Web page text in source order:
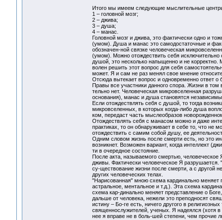
Итого мы имеем следующие мыслительные
1 – головной мозг;
2 – джива;
3 – душа;
4 – манас.
Головной мозг и джива, это фактически одно и
(умом). Душа и манас это самодостаточные и
обозначен-ной связке человеческая
(умом). Можно отождествить себя
душой, это несколько напыщенно и не
волен решить этот вопрос для себя
может. Я и сам не раз менял свое мнение
Отсюда вытекает вопрос и одновременно ответ о
Правы все участники данного спора. Жизни в
тельно нет. Человеческая микровселенная
основания), манас и душа становятся
Если отождествлять себя с душой, то тогда
микровселенных, в которых когда-либо душа
ком, передаст часть мыслеобразов
Отождествлять себя с манасом можно и даже
практиках, то он обнаруживает в себе то, что не
отождествить с самим собой душу, ее
Одним словом жизнь после смерти есть, но это
возникнет. Возможен вариант, когда интеллект
ти в очередное состояние.
После акта, называемого смертью, человеческое
дживы. Фактически человеческое Я
су-ществование жизни после смерти, а с другой
других человеческих телах.
"Нарисованная" мною схема кардинально меняет
астральное, ментальное и т.д.). Эта схема
схема кар-динально меняет представление о
дальше от человека, нежели это преподносят
истину – Бо-ге есть, ничего другого в
священнослужителей, ученых. Я надеялся (хотя
нее я вправе не в боль-шей степени, чем прочие